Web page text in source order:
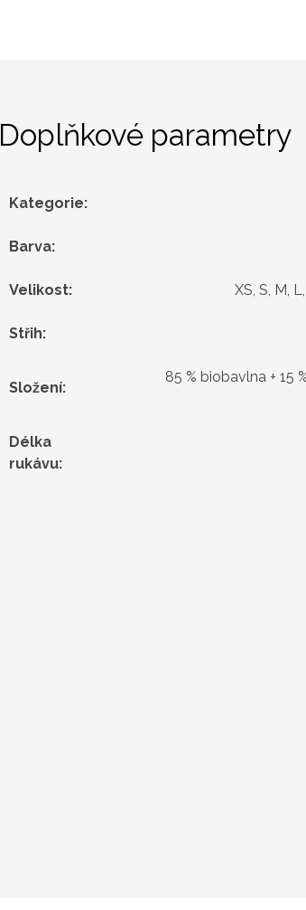
Doplňkové parametry
Kategorie:
Barva:
Velikost: XS, S, M,
Střih:
Složení:
85 % biobavlna + 15
Délka
rukávu: